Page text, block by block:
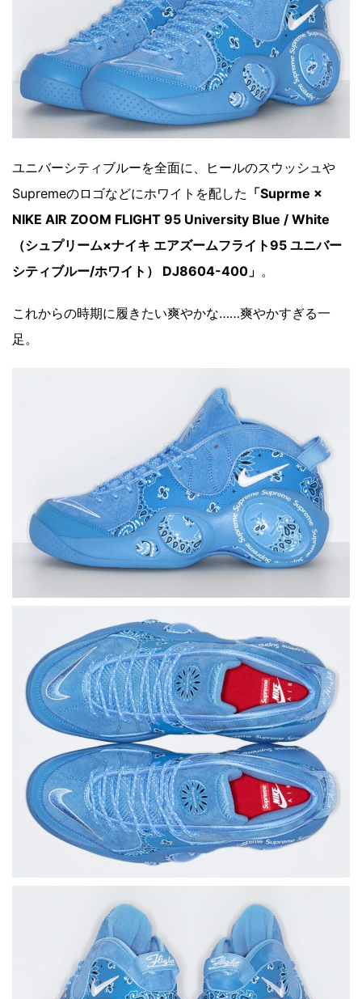
ユニバーシティブルーを全面に、ヒールのスウッシュや
Supremeのロゴなどにホワイトを配した 「Suprme ×
NIKE AIR ZOOM FLIGHT 95 University Blue / White
（シュプリーム×ナイキ エアズームフライト95 ユニバー
シティブルー/ホワイト） DJ8604-400」 。
これからの時期に履きたい爽やかな……爽やかすぎる一
足。